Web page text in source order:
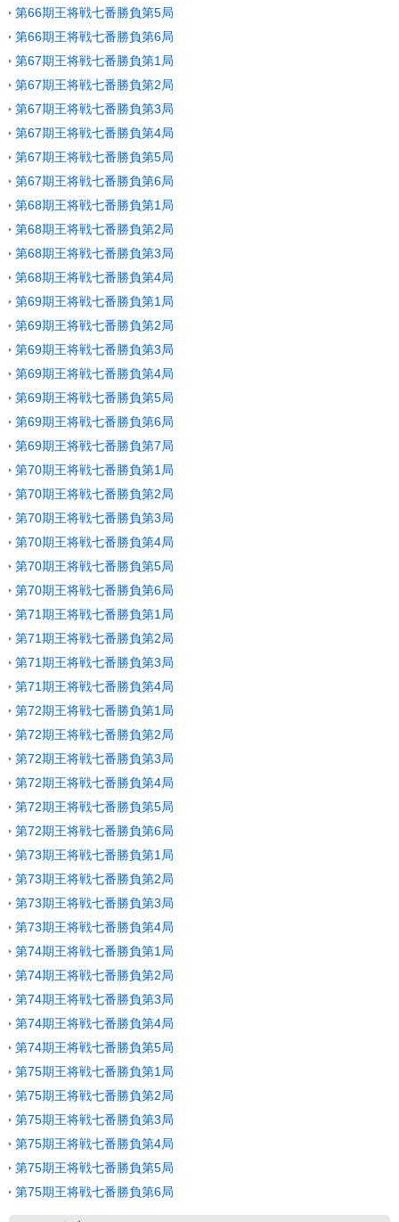
第66期王将戦七番勝負第5局
第66期王将戦七番勝負第6局
第67期王将戦七番勝負第1局
第67期王将戦七番勝負第2局
第67期王将戦七番勝負第3局
第67期王将戦七番勝負第4局
第67期王将戦七番勝負第5局
第67期王将戦七番勝負第6局
第68期王将戦七番勝負第1局
第68期王将戦七番勝負第2局
第68期王将戦七番勝負第3局
第68期王将戦七番勝負第4局
第69期王将戦七番勝負第1局
第69期王将戦七番勝負第2局
第69期王将戦七番勝負第3局
第69期王将戦七番勝負第4局
第69期王将戦七番勝負第5局
第69期王将戦七番勝負第6局
第69期王将戦七番勝負第7局
第70期王将戦七番勝負第1局
第70期王将戦七番勝負第2局
第70期王将戦七番勝負第3局
第70期王将戦七番勝負第4局
第70期王将戦七番勝負第5局
第70期王将戦七番勝負第6局
第71期王将戦七番勝負第1局
第71期王将戦七番勝負第2局
第71期王将戦七番勝負第3局
第71期王将戦七番勝負第4局
第72期王将戦七番勝負第1局
第72期王将戦七番勝負第2局
第72期王将戦七番勝負第3局
第72期王将戦七番勝負第4局
第72期王将戦七番勝負第5局
第72期王将戦七番勝負第6局
第73期王将戦七番勝負第1局
第73期王将戦七番勝負第2局
第73期王将戦七番勝負第3局
第73期王将戦七番勝負第4局
第74期王将戦七番勝負第1局
第74期王将戦七番勝負第2局
第74期王将戦七番勝負第3局
第74期王将戦七番勝負第4局
第74期王将戦七番勝負第5局
第75期王将戦七番勝負第1局
第75期王将戦七番勝負第2局
第75期王将戦七番勝負第3局
第75期王将戦七番勝負第4局
第75期王将戦七番勝負第5局
第75期王将戦七番勝負第6局